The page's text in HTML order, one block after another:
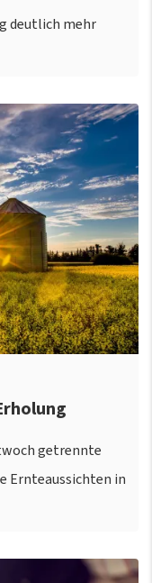
deutlich mehr
getrennte
Ernteaussichten in